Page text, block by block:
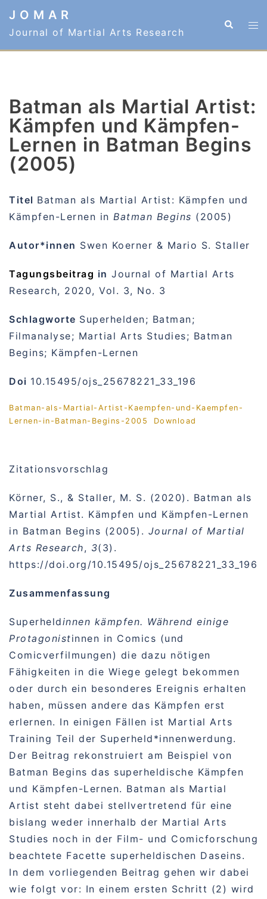
ZumJ O M A R
Journal of Martial Arts Research
Suche
Batman als Martial Artist:
Kämpfen und Kämpfen-
Lernen in Batman Begins
(2005)
Titel Batman als Martial Artist: Kämpfen und
Kämpfen-Lernen in Batman Begins (2005)
Autor*innen Swen Koerner & Mario S. Staller
Tagungsbeitrag in Journal of Martial Arts
Research, 2020, Vol. 3, No. 3
Schlagworte Superhelden; Batman;
Filmanalyse; Martial Arts Studies; Batman
Begins; Kämpfen-Lernen
Doi 10.15495/ojs_25678221_33_196
Batman-als-Martial-Artist-Kaempfen-und-Kaempfen-
Lernen-in-Batman-Begins-2005
Download
Zitationsvorschlag
Körner, S., & Staller, M. S. (2020). Batman als
Martial Artist. Kämpfen und Kämpfen-Lernen
in Batman Begins (2005). Journal of Martial
Arts Research, 3(3).
https://doi.org/10.15495/ojs_25678221_33_196
Zusammenfassung
Superheldinnen kämpfen. Während einige
Protagonistinnen in Comics (und
Comicverfilmungen) die dazu nötigen
Fähigkeiten in die Wiege gelegt bekommen
oder durch ein besonderes Ereignis erhalten
haben, müssen andere das Kämpfen erst
erlernen. In einigen Fällen ist Martial Arts
Training Teil der Superheld*innenwerdung.
Der Beitrag rekonstruiert am Beispiel von
Batman Begins das superheldische Kämpfen
und Kämpfen-Lernen. Batman als Martial
Artist steht dabei stellvertretend für eine
bislang weder innerhalb der Martial Arts
Studies noch in der Film- und Comicforschung
beachtete Facette superheldischen Daseins.
In dem vorliegenden Beitrag gehen wir dabei
wie folgt vor: In einem ersten Schritt (2) wird